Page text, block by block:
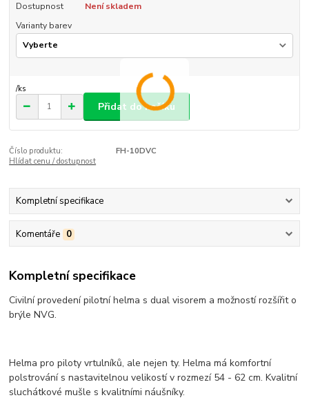
Dostupnost
Není skladem
Varianty barev
/ks
Přidat do košíku
Číslo produktu:
FH-10DVC
Hlídat cenu / dostupnost
Kompletní specifikace
Komentáře 0
Kompletní specifikace
Civilní provedení pilotní helma s dual visorem a možností rozšířit o
brýle NVG.
Helma pro piloty vrtulníků, ale nejen ty. Helma má komfortní
polstrování s nastavitelnou velikostí v rozmezí 54 - 62 cm. Kvalitní
sluchátkové mušle s kvalitními náušníky.